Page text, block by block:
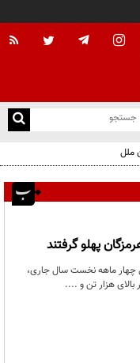
ملل
چهار ماهه نخست سال جاری،